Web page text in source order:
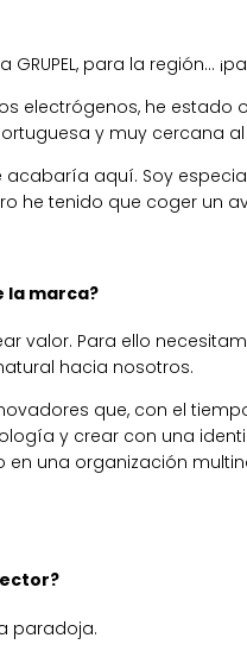
para la región…
he estado
y muy cercana
acabaría aquí. Soy
he tenido que coger un
la marca?
valor. Para ello
hacia nosotros.
que, con el
y crear con una
una organización
paradoja.